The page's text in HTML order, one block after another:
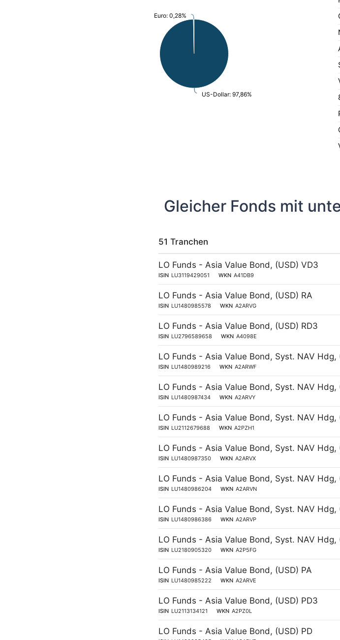
US-Dollar: 97,86%
Euro: 0,28%
Gleicher Fonds mit
51 Tranchen
LO Funds - Asia Value Bond, (USD) VD3
ISIN LU3119429051 WKN A41DB9
LO Funds - Asia Value Bond, (USD) RA
ISIN LU1480985578 WKN A2ARVG
LO Funds - Asia Value Bond, (USD) RD3
ISIN LU2796589658 WKN A4098E
LO Funds - Asia Value Bond, Syst. NAV Hdg,
ISIN LU1480989216 WKN A2ARWF
LO Funds - Asia Value Bond, Syst. NAV Hdg,
ISIN LU1480987434 WKN A2ARVY
LO Funds - Asia Value Bond, Syst. NAV Hdg,
ISIN LU2112679688 WKN A2PZH1
LO Funds - Asia Value Bond, Syst. NAV Hdg,
ISIN LU1480987350 WKN A2ARVX
LO Funds - Asia Value Bond, Syst. NAV Hdg,
ISIN LU1480986204 WKN A2ARVN
LO Funds - Asia Value Bond, Syst. NAV Hdg,
ISIN LU1480986386 WKN A2ARVP
LO Funds - Asia Value Bond, Syst. NAV Hdg,
ISIN LU2180905320 WKN A2P5FG
LO Funds - Asia Value Bond, (USD) PA
ISIN LU1480985222 WKN A2ARVE
LO Funds - Asia Value Bond, (USD) PD3
ISIN LU2113134121 WKN A2PZ0L
LO Funds - Asia Value Bond, (USD) PD